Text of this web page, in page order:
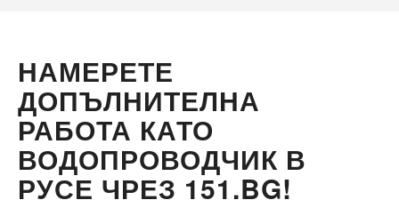
НАМЕРЕТЕ
ДОПЪЛНИТЕЛНА
РАБОТА КАТО
ВОДОПРОВОДЧИК В
РУСЕ ЧРЕЗ 151.BG!